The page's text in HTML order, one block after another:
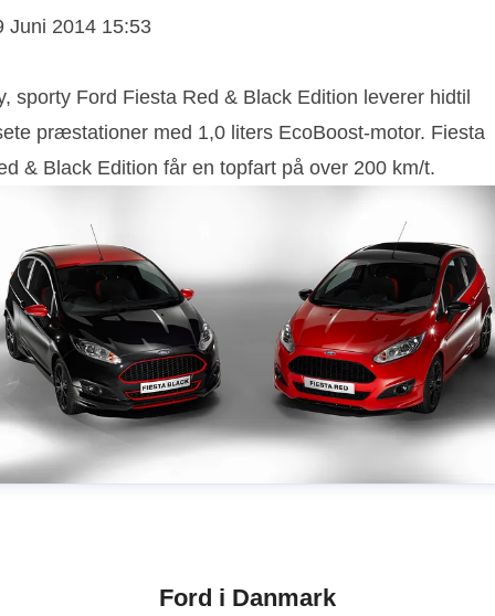
Juni 2014 15:53
sporty Ford Fiesta Red & Black Edition leverer hidtil
præstationer med 1,0 liters EcoBoost-motor. Fiesta
& Black Edition får en topfart på over 200 km/t.
Ford i Danmark